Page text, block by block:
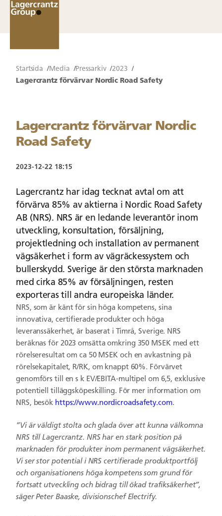
Startsida Media Pressarkiv
2023
Lagercrantz förvärvar Nordic Road Safety
Lagercrantz förvärvar Nordic
Road Safety
2023-12-22 18:15
Lagercrantz har idag tecknat avtal om att
förvärva 85% av aktierna i Nordic Road Safety
AB (NRS). NRS är en ledande leverantör inom
utveckling, konsultation, försäljning,
projektledning och installation av permanent
vägsäkerhet i form av vägräckessystem och
bullerskydd. Sverige är den största marknaden
med cirka 85% av försäljningen, resten
exporteras till andra europeiska länder.
NRS, som är känt för sin höga kompetens, sina
innovativa, certifierade produkter och höga
leveranssäkerhet, är baserat i Timrå, Sverige. NRS
beräknas för 2023 omsätta omkring 350 MSEK med ett
rörelseresultat om ca 50 MSEK och en avkastning på
rörelsekapitalet, R/RK, om knappt 60%. Förvärvet
genomförs till en s k EV/EBITA-multipel om 6,5, exklusive
potentiell tilläggsköpeskilling. För mer information om
NRS, besök https://www.nordicroadsafety.com.
”Vi är väldigt stolta och glada över att kunna välkomna
NRS till Lagercrantz. NRS har en stark position på
marknaden för produkter inom permanent vägsäkerhet.
Vi ser stor potential i NRS certifierade produktportfölj
och organisationens höga kompetens som grund för
fortsatt utveckling och bidrag till ökad trafiksäkerhet’’,
säger Peter Baaske, divisionschef Electrify.